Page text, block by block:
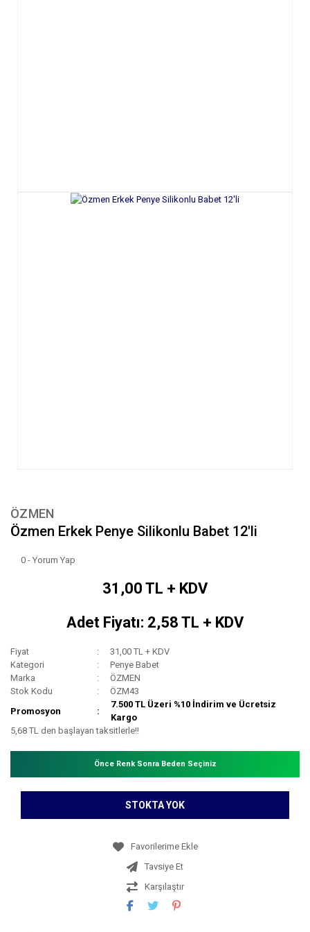
ÖZMEN
Özmen Erkek Penye Silikonlu Babet 12'li
0 - Yorum Yap
31,00 TL + KDV
Adet Fiyatı: 2,58 TL + KDV
Fiyat
31,00 TL + KDV
Kategori
Penye Babet
Marka
ÖZMEN
Stok Kodu
ÖZM43
Promosyon
7.500 TL Üzeri %10 İndirim ve Ücretsiz
Kargo
5,68 TL den başlayan taksitlerle!!
Önce Renk Sonra Beden Seçiniz
STOKTA YOK
Tavsiye Et
Karşılaştır